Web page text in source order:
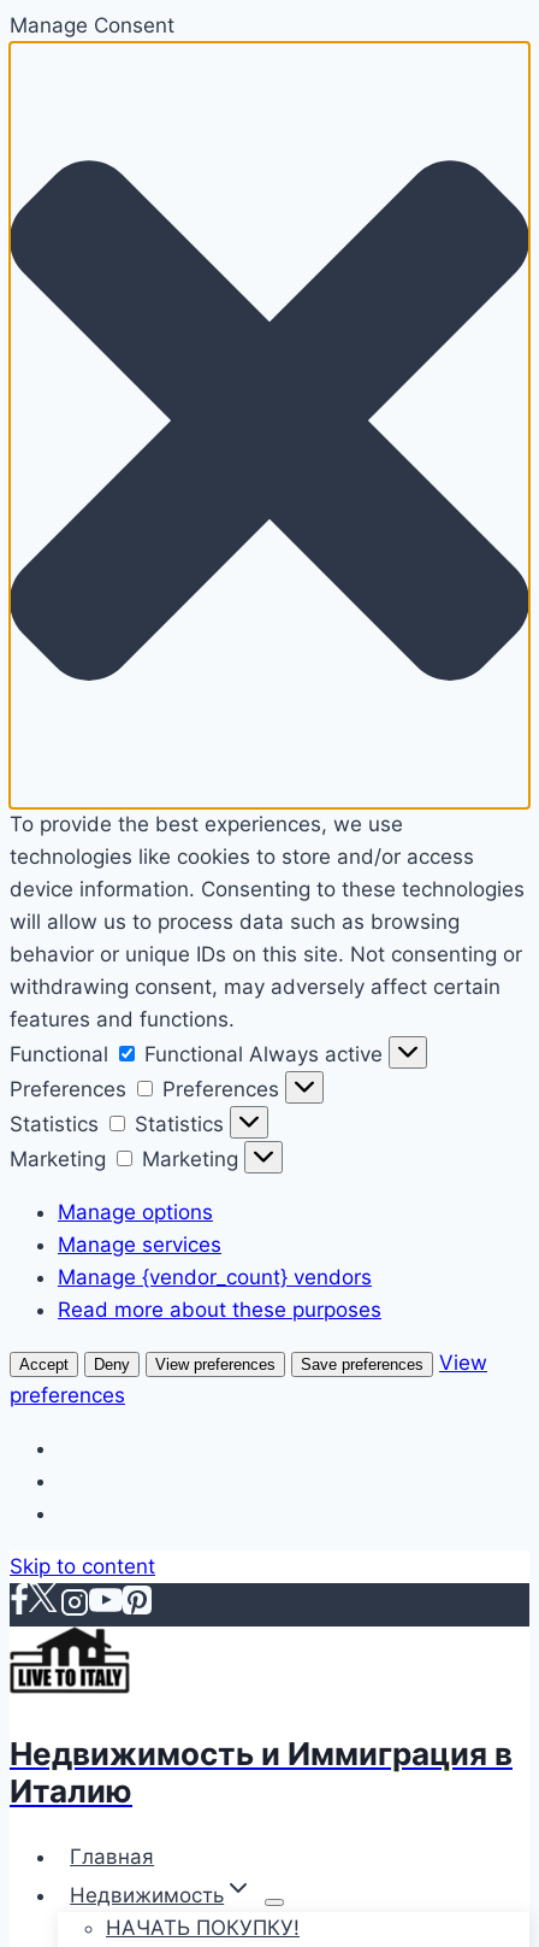
Manage Consent
To provide the best experiences, we use
technologies like cookies to store and/or access
device information. Consenting to these technologies
will allow us to process data such as browsing
behavior or unique IDs on this site. Not consenting or
withdrawing consent, may adversely affect certain
features and functions.
Functional
Functional Always active
Preferences
Preferences
Statistics
Statistics
Marketing
Marketing
Manage options
Manage services
Manage {vendor_count} vendors
Read more about these purposes
Accept Deny View preferences Save preferences
View
preferences
Skip to content
Недвижимость и Иммиграция в
Италию
Главная
Недвижимость
НАЧАТЬ ПОКУПКУ!